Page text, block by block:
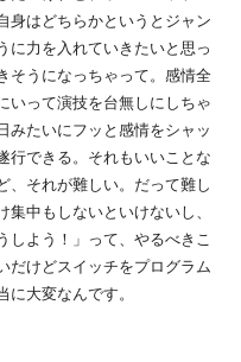
身はどちらかというとジャン
に力を入れていきたいと思っ
そうになっちゃって。感情全
いって演技を台無しにしちゃ
みたいにフッと感情をシャッ
行できる。それもいいことな
、それが難しい。だって難し
中もしないといけないし、
しよう！」って、やるべきこ
だけどスイッチをプログラム
大変なんです。